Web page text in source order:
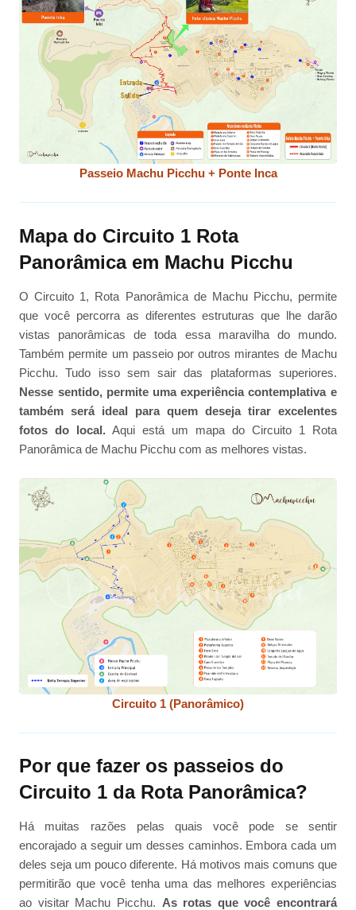
Passeio Machu Picchu + Ponte Inca
Mapa do Circuito 1 Rota
Panorâmica em Machu Picchu
O Circuito 1, Rota Panorâmica de Machu Picchu, permite
que você percorra as diferentes estruturas que lhe darão
vistas panorâmicas de toda essa maravilha do mundo.
Também permite um passeio por outros mirantes de Machu
Picchu. Tudo isso sem sair das plataformas superiores.
Nesse sentido, permite uma experiência contemplativa e
também será ideal para quem deseja tirar excelentes
fotos do local. Aqui está um mapa do Circuito 1 Rota
Panorâmica de Machu Picchu com as melhores vistas.
Circuito 1 (Panorâmico)
Por que fazer os passeios do
Circuito 1 da Rota Panorâmica?
Há muitas razões pelas quais você pode se sentir
encorajado a seguir um desses caminhos. Embora cada um
deles seja um pouco diferente. Há motivos mais comuns que
permitirão que você tenha uma das melhores experiências
ao visitar Machu Picchu. As rotas que você encontrará